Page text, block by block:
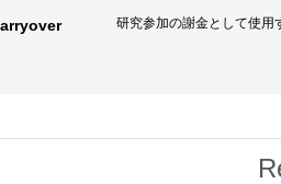
研究参加の謝金として使用